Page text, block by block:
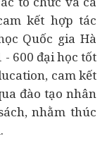
kết hợp tác
Quốc gia Hà
600 đại học tốt
cam kết
đào tạo nhân
nhằm thúc